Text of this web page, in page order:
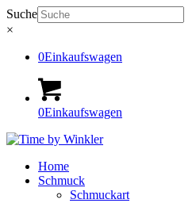
Suche
×
0Einkaufswagen
0Einkaufswagen
Home
Schmuck
Schmuckart